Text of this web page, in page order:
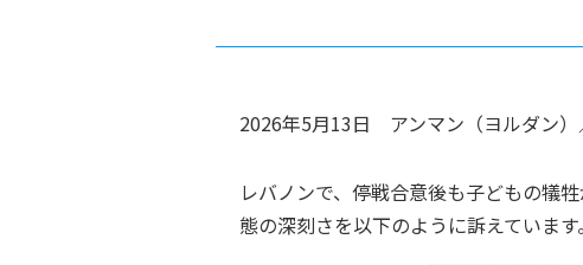
2026年5月13日 アンマン（ヨルダン）
レバノンで、停戦合意後も子どもの犠
態の深刻さを以下のように訴えています。